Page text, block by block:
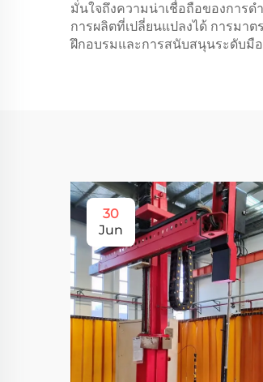
มั่นใจถึงความน่าเชื่อถือของการด
การผลิตที่เปลี่ยนแปลงได้ การมา
ฝึกอบรมและการสนับสนุนระดับมื
30
Jun